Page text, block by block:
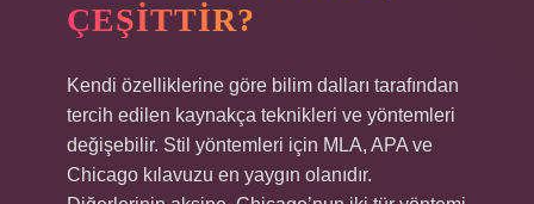
ÇEŞITTIR?
Kendi özelliklerine göre bilim dalları tarafından
tercih edilen kaynakça teknikleri ve yöntemleri
değişebilir. Stil yöntemleri için MLA, APA ve
Chicago kılavuzu en yaygın olanıdır.